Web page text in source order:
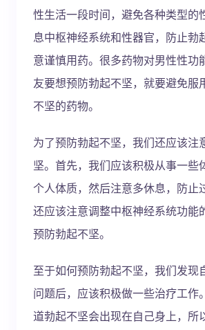
性生活一段时间，避免各种类型的
息中枢神经系统和性器官，防止勃
意谨慎用药。很多药物对男性性功
友要想预防勃起不坚，就要避免服
不坚的药物。
为了预防勃起不坚，我们还应该注
坚。首先，我们应该积极从事一些
个人体质，然后注意多休息，防止
还应该注意调整中枢神经系统功能
预防勃起不坚。
至于如何预防勃起不坚，我们发现
问题后，应该积极做一些治疗工作
道勃起不坚会出现在自己身上，所